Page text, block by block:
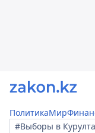
ПолитикаМир
#Выборы в